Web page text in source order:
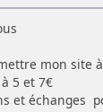
mon site
5 et 7€
et échanges